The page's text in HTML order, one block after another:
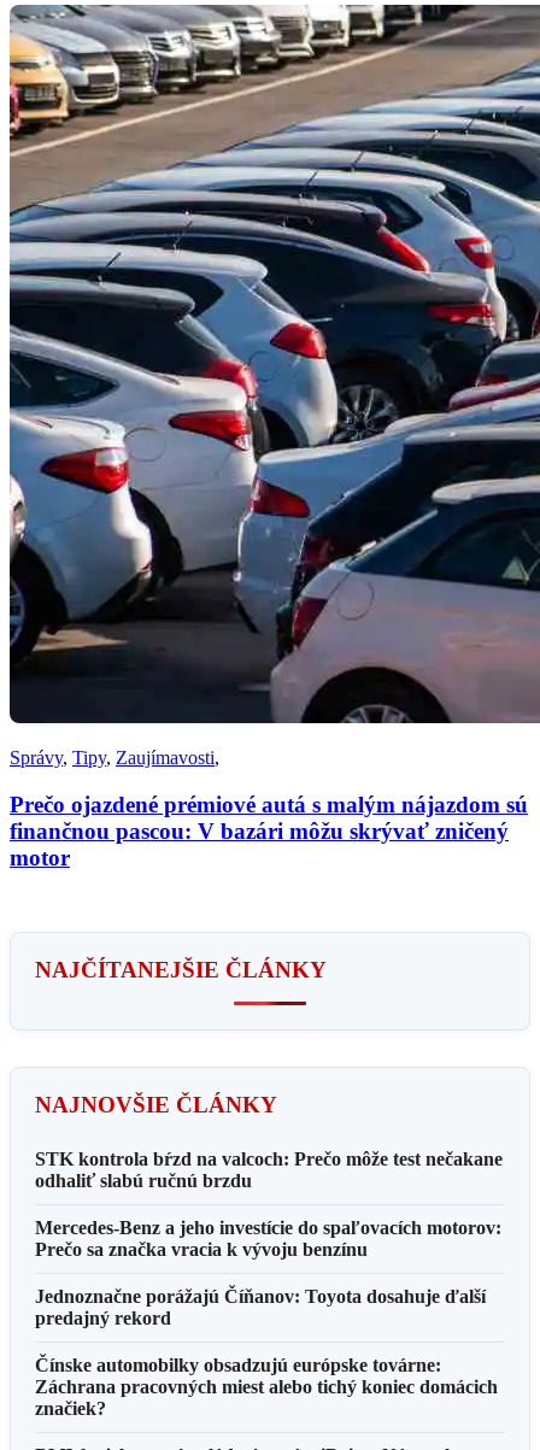
Správy, Tipy, Zaujímavosti,
Prečo ojazdené prémiové autá s malým nájazdom sú
finančnou pascou: V bazári môžu skrývať zničený
motor
NAJČÍTANEJŠIE ČLÁNKY
NAJNOVŠIE ČLÁNKY
STK kontrola bŕzd na valcoch: Prečo môže test nečakane
odhaliť slabú ručnú brzdu
Mercedes-Benz a jeho investície do spaľovacích motorov:
Prečo sa značka vracia k vývoju benzínu
Jednoznačne porážajú Číňanov: Toyota dosahuje ďalší
predajný rekord
Čínske automobilky obsadzujú európske továrne:
Záchrana pracovných miest alebo tichý koniec domácich
značiek?